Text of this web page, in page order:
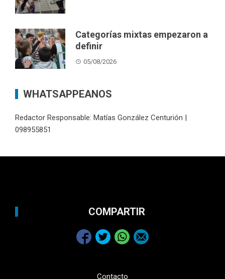
Categorías mixtas empezaron a
definir
05/08/2026
WHATSAPPEANOS
Redactor Responsable: Matías González Centurión |
098955851
COMPARTIR
Contacto